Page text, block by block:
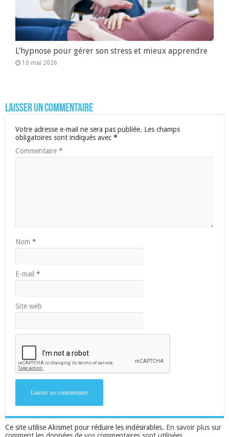
L’hypnose pour gérer son stress et mieux apprendre
10 mai 2026
Laisser un commentaire
Votre adresse e-mail ne sera pas publiée. Les champs
obligatoires sont indiqués avec *
Commentaire *
Nom *
E-mail *
Site web
Ce site utilise Akismet pour réduire les indésirables. En savoir plus sur